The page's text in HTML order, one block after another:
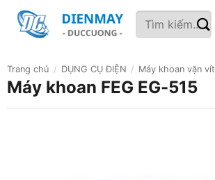
qua
Tìm
kiếm:
Trang chủ / DỤNG CỤ ĐIỆN / Máy khoan vặn vít
Máy khoan FEG EG-515